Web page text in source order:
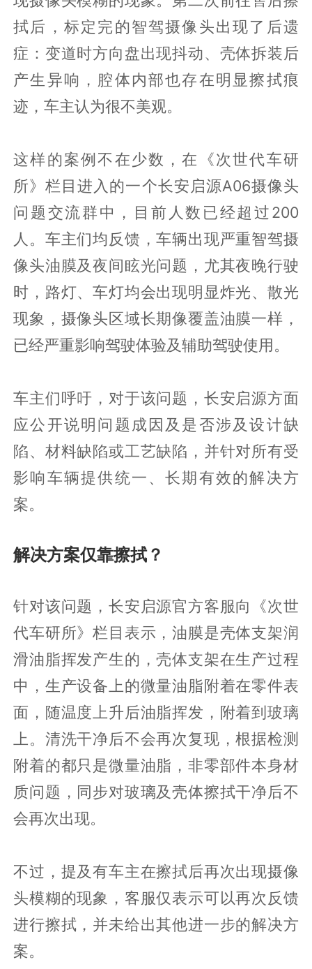
拭后，标定完的智驾摄像头出现了后遗
症：变道时方向盘出现抖动、壳体拆装后
产生异响，腔体内部也存在明显擦拭痕
迹，车主认为很不美观。
这样的案例不在少数，在《次世代车研
所》栏目进入的一个长安启源A06摄像头
问题交流群中，目前人数已经超过200
人。车主们均反馈，车辆出现严重智驾摄
像头油膜及夜间眩光问题，尤其夜晚行驶
时，路灯、车灯均会出现明显炸光、散光
现象，摄像头区域长期像覆盖油膜一样，
已经严重影响驾驶体验及辅助驾驶使用。
车主们呼吁，对于该问题，长安启源方面
应公开说明问题成因及是否涉及设计缺
陷、材料缺陷或工艺缺陷，并针对所有受
影响车辆提供统一、长期有效的解决方
案。
解决方案仅靠擦拭？
针对该问题，长安启源官方客服向《次世
代车研所》栏目表示，油膜是壳体支架润
滑油脂挥发产生的，壳体支架在生产过程
中，生产设备上的微量油脂附着在零件表
面，随温度上升后油脂挥发，附着到玻璃
上。清洗干净后不会再次复现，根据检测
附着的都只是微量油脂，非零部件本身材
质问题，同步对玻璃及壳体擦拭干净后不
会再次出现。
不过，提及有车主在擦拭后再次出现摄像
头模糊的现象，客服仅表示可以再次反馈
进行擦拭，并未给出其他进一步的解决方
案。